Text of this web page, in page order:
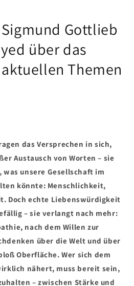
Gottlieb
über das
Themen
das Versprechen in sich,
Austausch von Worten – sie
unsere Gesellschaft im
könnte: Menschlichkeit,
Doch echte Liebenswürdigkeit
– sie verlangt nach mehr:
nach dem Willen zur
über die Welt und über
Oberfläche. Wer sich dem
nähert, muss bereit sein,
– zwischen Stärke und